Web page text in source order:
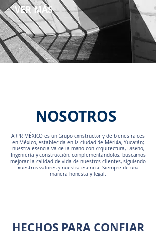
VER MÁS
NOSOTROS
ARPR MÉXICO es un Grupo constructor y de bienes raíces
en México, establecida en la ciudad de Mérida, Yucatán;
nuestra esencia va de la mano con Arquitectura, Diseño,
Ingeniería y construcción, complementándolos; buscamos
mejorar la calidad de vida de nuestros clientes, siguiendo
nuestros valores y nuestra esencia. Siempre de una
manera honesta y legal.
HECHOS PARA CONFIAR